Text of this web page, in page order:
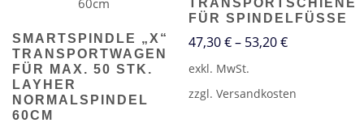
SMARTSPINDLE „X“
TRANSPORTWAGEN
FÜR MAX. 50 STK.
LAYHER
NORMALSPINDEL
60CM
FÜR SPINDELFÜSSE
47,30€– 53,20€
exkl. MwSt.
zzgl.Versandkosten